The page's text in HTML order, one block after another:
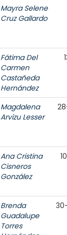
Mayra Selene
Cruz Gallardo
Fátima Del
Carmen
Castañeda
Hernández
Magdalena
Arvizu Lesser
Ana Cristina
Cisneros
González
Brenda
Guadalupe
Torres